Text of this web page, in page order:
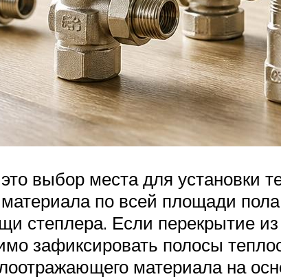
выбор места для установки
по всей площади
степлера. Если перекрытие
зафиксировать полосы
материала на